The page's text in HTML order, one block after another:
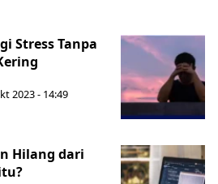
Stress Tanpa
2023 - 14:49
Hilang dari